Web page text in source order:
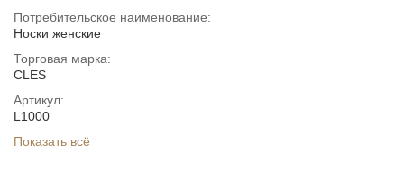
Потребительское наименование:
Носки женские
Торговая марка:
CLES
Артикул:
L1000
Показать всё